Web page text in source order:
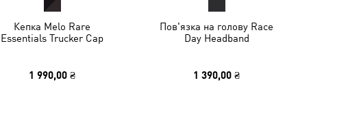
Кепка Melo Rare
Essentials Trucker Cap
1 990,00 ₴
Пов'язка на голову Race
Day Headband
1 390,00 ₴